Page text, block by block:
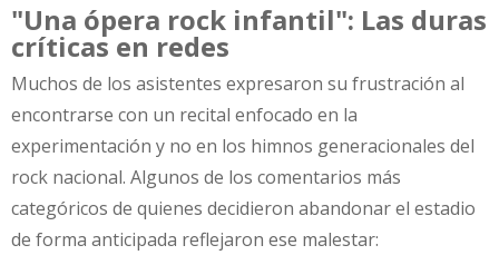
"Una ópera rock infantil": Las duras
críticas en redes
Muchos de los asistentes expresaron su frustración al
encontrarse con un recital enfocado en la
experimentación y no en los himnos generacionales del
rock nacional. Algunos de los comentarios más
categóricos de quienes decidieron abandonar el estadio
de forma anticipada reflejaron ese malestar: